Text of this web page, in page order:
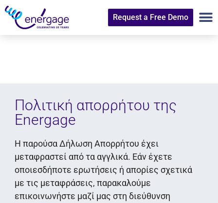
Request a Free Demo
Πολιτική απορρήτου της
Energage
Η παρούσα Δήλωση Απορρήτου έχει
μεταφραστεί από τα αγγλικά. Εάν έχετε
οποιεσδήποτε ερωτήσεις ή απορίες σχετικά
με τις μεταφράσεις, παρακαλούμε
επικοινωνήστε μαζί μας στη διεύθυνση